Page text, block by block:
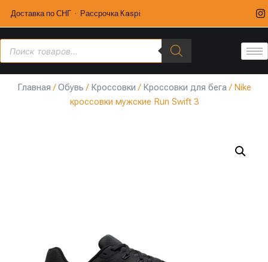
Доставка по СНГ · Рассрочка Kaspi
Главная /Обувь / Кроссовки / Кроссовки для бега/ Nike
кроссовки мужские Run Swift 3